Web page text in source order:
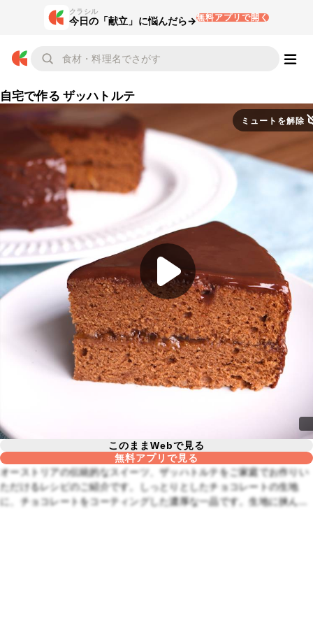
クラシル
今日の「献立」に悩んだら→無料アプリで開く
自宅で作る ザッハトルテ
ミュートを解除
このままWebで見る
無料アプリで見る
オーストリアの伝統的なスイーツ、ザッハトルテをご家庭でお作りい
ただけるレシピのご紹介です。しっとりとしたチョコレートの生地
に、チョコレートをコーティングした濃厚な一品です。生地に挟んだ